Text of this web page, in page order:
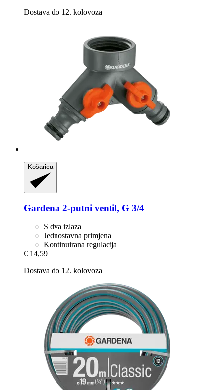
Dostava do 12. kolovoza
Košarica
Gardena 2-​putni ventil, G 3/4
S dva izlaza
Jednostavna primjena
Kontinuirana regulacija
€ 14,59
Dostava do 12. kolovoza